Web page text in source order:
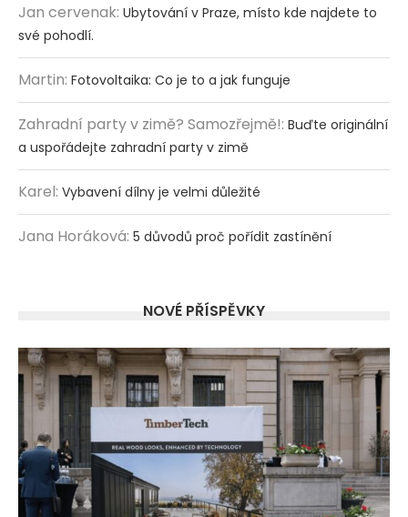
Jan cervenak: Ubytování v Praze, místo kde najdete to
své pohodlí.
Martin: Fotovoltaika: Co je to a jak funguje
Zahradní party v zimě? Samozřejmě!: Buďte originální
a uspořádejte zahradní party v zimě
Karel: Vybavení dílny je velmi důležité
Jana Horáková: 5 důvodů proč pořídit zastínění
NOVÉ PŘÍSPĚVKY